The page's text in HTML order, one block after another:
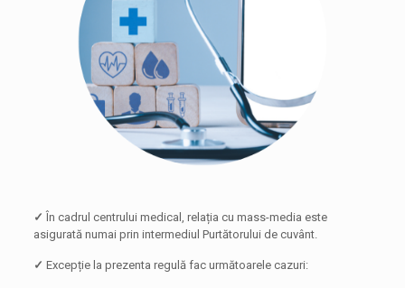
✓ În cadrul centrului medical, relația cu mass-media este
asigurată numai prin intermediul Purtătorului de cuvânt.
✓ Excepție la prezenta regulă fac următoarele cazuri: